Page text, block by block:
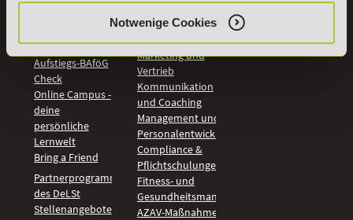
Notwenige Cookies
Bildungsgutschein
Check
Aufstiegs-BAföG
Check
Online Campus -
deine
persönliche
Lernwelt
Bring a Friend
Partnerprogramm
des DeLSt
Stellenangebote
Digitales Lernen
Künstliche
Intelligenz
Marketing und
Vertrieb
Kommunikation
und Coaching
Management und
Personalentwicklung
Compliance &
Pflichtschulungen
Fitness- und
Gesundheitsmanagement
AZAV-Maßnahmen